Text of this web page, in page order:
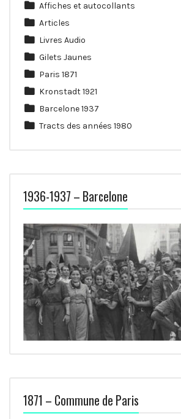
Affiches et autocollants
Articles
Livres Audio
Gilets Jaunes
Paris 1871
Kronstadt 1921
Barcelone 1937
Tracts des années 1980
1936-1937 – Barcelone
1871 – Commune de Paris